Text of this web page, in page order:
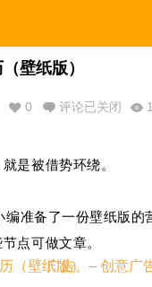
壁纸版）
0 评论已关闭
是被借势环绕。
编准备了一份壁纸版的
点可做文章。